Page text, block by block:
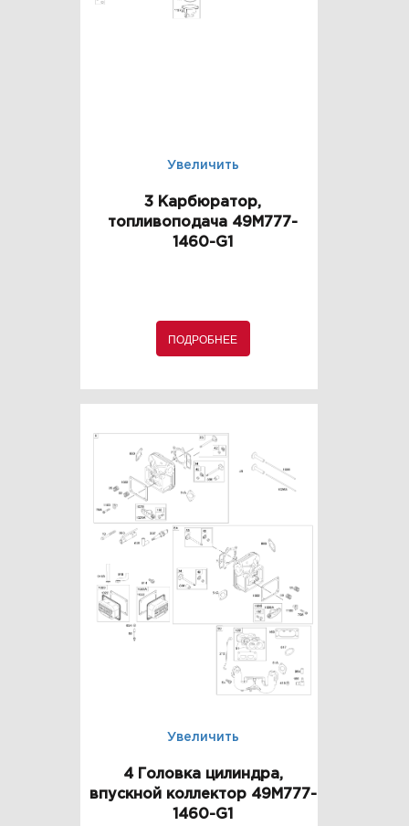
Увеличить
3 Карбюратор,
топливоподача 49M777-
1460-G1
ПОДРОБНЕЕ
Увеличить
4 Головка цилиндра,
впускной коллектор 49M777-
1460-G1